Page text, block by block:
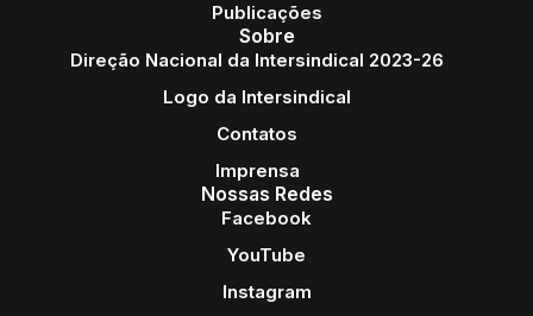
Publicações
Sobre
Direção Nacional da Intersindical 2023-26
Logo da Intersindical
Contatos
Imprensa
Nossas Redes
Facebook
YouTube
Instagram